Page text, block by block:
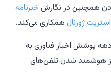
همچنین در نگارش خبرنامه
ژورنال همکاری می‌کند.
دو دهه پوشش اخبار فناوری به
از هوشمند شدن تلفن‌های